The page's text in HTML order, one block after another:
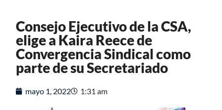
Consejo Ejecutivo de la CSA,
elige a Kaira Reece de
Convergencia Sindical como
parte de su Secretariado
mayo 1, 2022 1:31 am